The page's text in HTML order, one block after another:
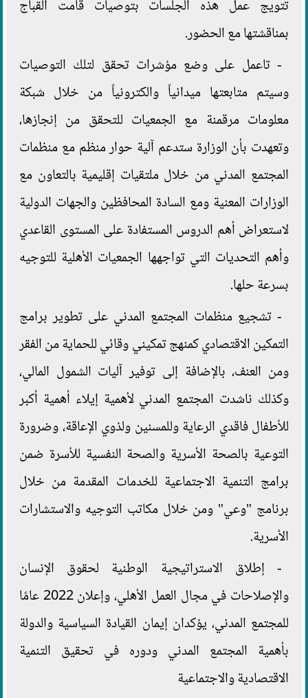
تتويج عمل هذه الجلسات بتوصيات قامت القباج
بمناقشتها مع الحضور.
- تاعمل على وضع مؤشرات تحقق لتلك التوصيات
وسيتم متابعتها ميدانياً والكترونياً من خلال شبكة
معلومات مرقمنة مع الجمعيات للتحقق من إنجازها،
وتعهدت بأن الوزارة ستدعم آلية حوار منظم مع منظمات
المجتمع المدني من خلال ملتقيات إقليمية بالتعاون مع
الوزارات المعنية ومع السادة المحافظين والجهات الدولية
لاستعراض أهم الدروس المستفادة على المستوى القاعدي
وأهم التحديات التي تواجهها الجمعيات الأهلية للتوجيه
بسرعة حلها.
- تشجيع منظمات المجتمع المدني على تطوير برامج
التمكين الاقتصادي كمنهج تمكيني وقائي للحماية من الفقر
ومن العنف، بالإضافة إلى توفير آليات الشمول المالي،
وكذلك ناشدت المجتمع المدني لأهمية إيلاء أهمية أكبر
للأطفال فاقدي الرعاية وللمسنين ولذوي الإعاقة، وضرورة
التوعية بالصحة الأسرية والصحة النفسية للأسرة ضمن
برامج التنمية الاجتماعية للخدمات المقدمة من خلال
برنامج "وعي" ومن خلال مكاتب التوجيه والاستشارات
الأسرية.
- إطلاق الاستراتيجية الوطنية لحقوق الإنسان
والإصلاحات في مجال العمل الأهلي، وإعلان 2022 عامًا
للمجتمع المدني، يؤكدان إيمان القيادة السياسية والدولة
بأهمية المجتمع المدني ودوره في تحقيق التنمية
الاقتصادية والاجتماعية